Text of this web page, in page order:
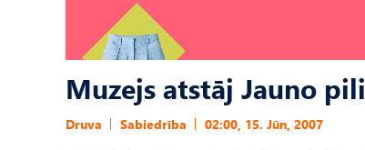
Muzejs atstāj Jauno pili
Druva Sabiedrība 02:00, 15. Jūn, 2007